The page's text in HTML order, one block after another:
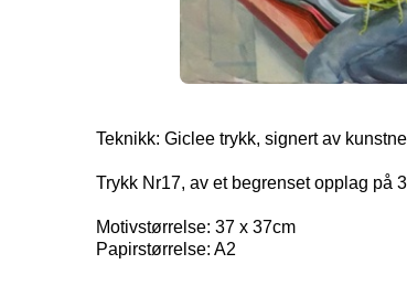
Teknikk: Giclee trykk, signert av
Trykk Nr17, av et begrenset opplag på
Motivstørrelse: 37 x 37cm
Papirstørrelse: A2